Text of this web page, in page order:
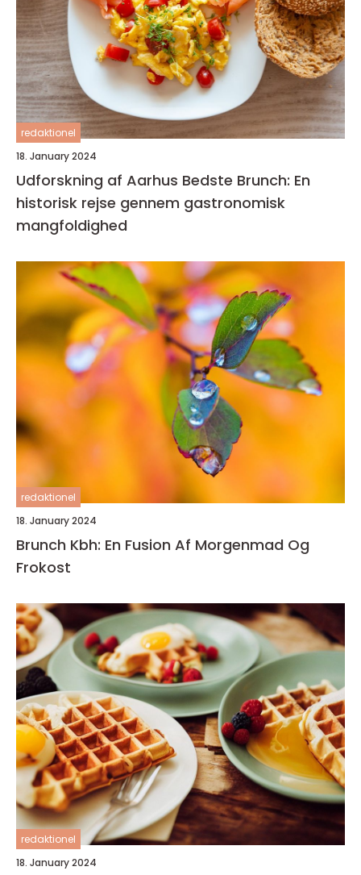
redaktionel
18. January 2024
Udforskning af Aarhus Bedste Brunch: En
historisk rejse gennem gastronomisk
mangfoldighed
redaktionel
18. January 2024
Brunch Kbh: En Fusion Af Morgenmad Og
Frokost
redaktionel
18. January 2024